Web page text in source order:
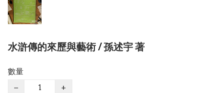
水滸傳的來歷與藝術 / 孫述宇 著
數量
−
+